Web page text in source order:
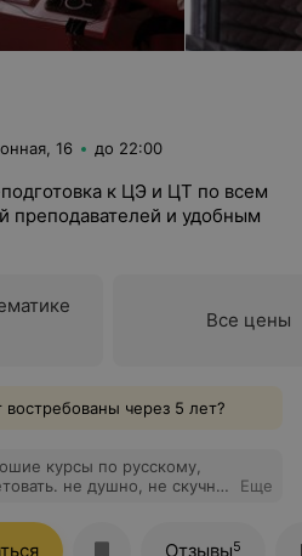
16 до 22:00
к ЦЭ и ЦТ по всем
преподавателей и удобным
Все цены
через 5 лет?
курсы по русскому,
не душно, не скучно,
отзывчивая
преподаватель. очень
Еще
Отзывы5